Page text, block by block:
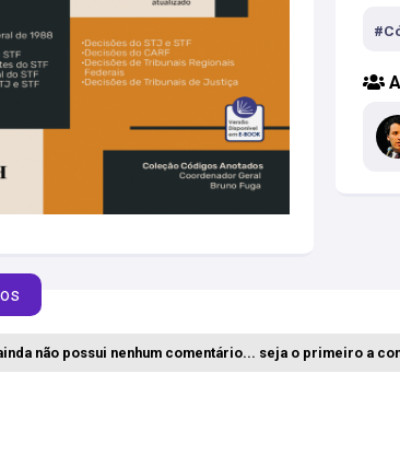
não possui nenhum comentário... seja o primeiro a